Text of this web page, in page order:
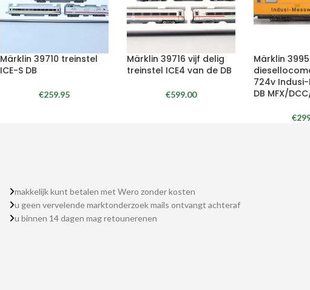
Märklin 39710 treinstel
ICE-S DB
€259.95
Märklin 39716 vijf delig
treinstel ICE4 van de DB
€599.00
Märklin
724v
DB MFX/
€
makkelijk kunt betalen met Wero zonder kosten
u geen vervelende marktonderzoek mails ontvangt achteraf
u binnen 14 dagen mag retounerenen